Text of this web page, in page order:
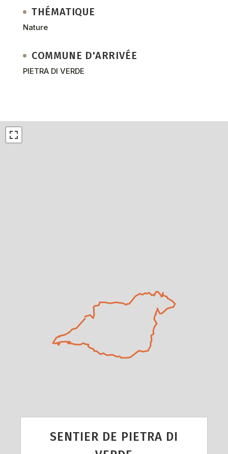
THÉMATIQUE
Nature
COMMUNE D'ARRIVÉE
PIETRA DI VERDE
SENTIER DE PIETRA DI